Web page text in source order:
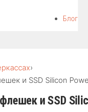
Блог
›
и SSD Silicon
и SSD